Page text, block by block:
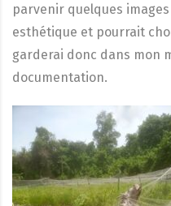
parvenir quelques images
esthétique et pourrait
garderai donc dans mon
documentation.